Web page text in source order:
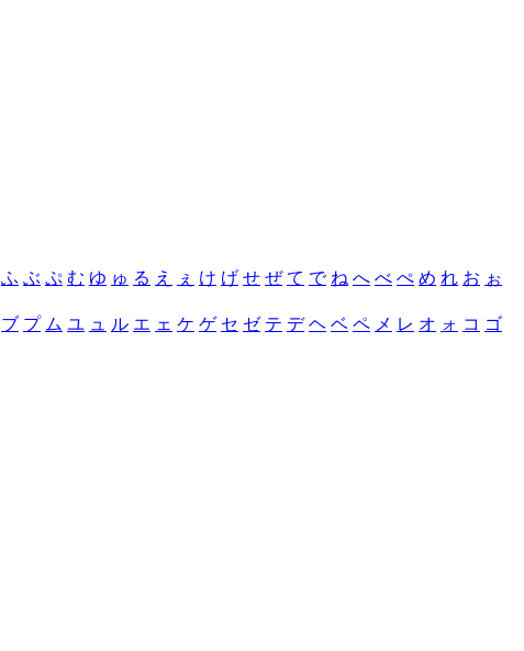
ふ ぶ ぷ む ゆ ゅ る え ぇ け げ せ ぜ て で ね へ べ ぺ め れ お ぉ
ブ プ ム ユ ュ ル エ ェ ケ ゲ セ ゼ テ デ ヘ ベ ペ メ レ オ ォ コ ゴ